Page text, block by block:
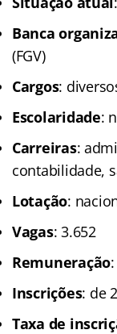
Banca
(FGV)
Cargos:
Escolaridade:
Carreiras:
contabilidade,
Lotação:
Vagas: 3.652
Remuneração
Inscrições: de
Taxa de